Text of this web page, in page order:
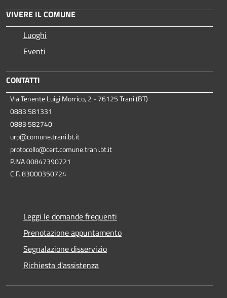
VIVERE IL COMUNE
Luoghi
Eventi
CONTATTI
Via Tenente Luigi Morrico, 2 - 76125 Trani (BT)
0883 581331
0883 582740
urp@comune.trani.bt.it
protocollo@cert.comune.trani.bt.it
P.IVA 00847390721
C.F. 83000350724
Leggi le domande frequenti
Prenotazione appuntamento
Segnalazione disservizio
Richiesta d'assistenza